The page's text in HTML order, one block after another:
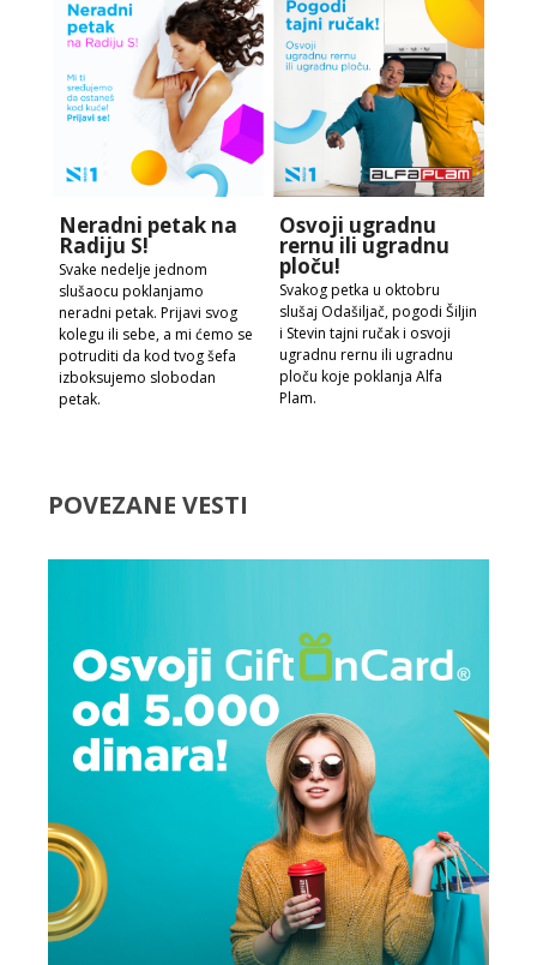
Neradni petak na
Radiju S!
Svake nedelje jednom
slušaocu poklanjamo
neradni petak. Prijavi svog
kolegu ili sebe, a mi ćemo se
potruditi da kod tvog šefa
izboksujemo slobodan
petak.
Osvoji ugradnu
rernu ili ugradnu
ploču!
Svakog petka u oktobru
slušaj Odašiljač, pogodi Šiljin
i Stevin tajni ručak i osvoji
ugradnu rernu ili ugradnu
ploču koje poklanja Alfa
Plam.
POVEZANE VESTI